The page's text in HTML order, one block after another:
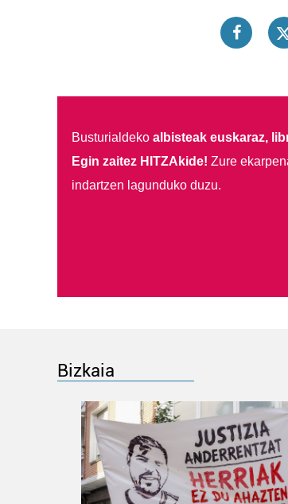
Busturialdeko albisteak euskaraz,
Egin zaitez HITZAkide! Zure
indartzen lagunduko duzu.
Bizkaia